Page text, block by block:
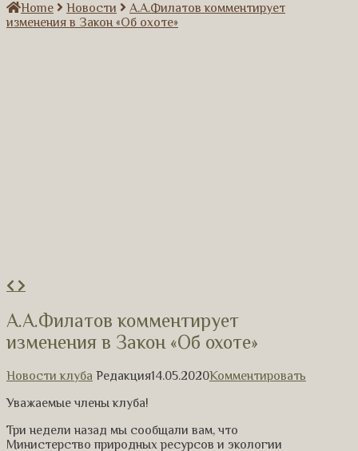
Home
Новости
А.А.Филатов комментирует
изменения в Закон «Об охоте»
А.А.Филатов комментирует
изменения в Закон «Об охоте»
Новости клуба Редакция14.05.2020Комментировать
Уважаемые члены клуба!
Три недели назад мы сообщали вам, что
Министерство природных ресурсов и экологии